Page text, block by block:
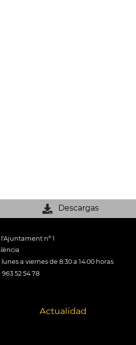
Descargas
nº 1
lunes a viernes de 8:30 a 14:00 horas
52 54 78
Actualidad